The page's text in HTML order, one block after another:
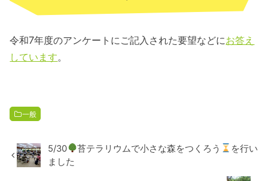
令和7年度のアンケートにご記入された要望などにお答え
しています。
一般
5/30 苔テラリウムで小さな森をつくろう
を行い
ました